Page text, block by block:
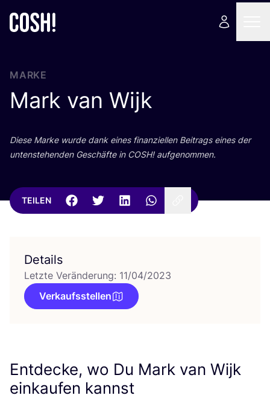
MARKE
Mark van Wijk
Die­se Mar­ke wur­de dank eines finan­zi­el­len Bei­trags eines der
unten­ste­hen­den Geschäf­te in COSH! aufgenommen.
TEILEN
Details
Letzte Veränderung: 11/04/2023
Verkaufsstellen
Entdecke, wo Du Mark van Wijk
einkaufen kannst